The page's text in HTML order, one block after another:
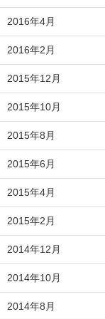
2016年4月
2016年2月
2015年12月
2015年10月
2015年8月
2015年6月
2015年4月
2015年2月
2014年12月
2014年10月
2014年8月